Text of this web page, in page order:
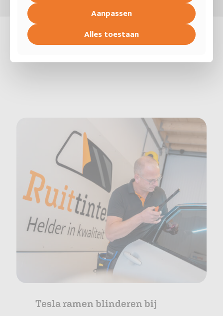
Tesla ramen blinderen bij
Aanpassen
Alles toestaan